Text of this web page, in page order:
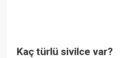
Kaç türlü sivilce var?